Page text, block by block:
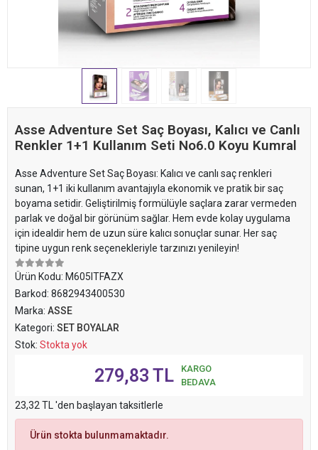
Asse Adventure Set Saç Boyası, Kalıcı ve Canlı
Renkler 1+1 Kullanım Seti No6.0 Koyu Kumral
Asse Adventure Set Saç Boyası: Kalıcı ve canlı saç renkleri
sunan, 1+1 iki kullanım avantajıyla ekonomik ve pratik bir saç
boyama setidir. Geliştirilmiş formülüyle saçlara zarar vermeden
parlak ve doğal bir görünüm sağlar. Hem evde kolay uygulama
için idealdir hem de uzun süre kalıcı sonuçlar sunar. Her saç
tipine uygun renk seçenekleriyle tarzınızı yenileyin!
Ürün Kodu: M605ITFAZX
Barkod: 8682943400530
Marka: ASSE
Kategori: SET BOYALAR
Stok: Stokta yok
279,83 TL
KARGO
BEDAVA
23,32 TL 'den başlayan taksitlerle
Ürün stokta bulunmamaktadır.